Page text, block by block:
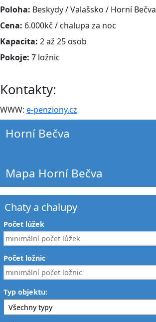
Poloha: Beskydy / Valašsko / Horní Bečva
Cena: 6.000kč / chalupa za noc
Kapacita: 2 až 25 osob
Pokoje: 7 ložnic
Kontakty:
WWW: e-penziony.cz
Horní Bečva
Mapa Horní Bečva
Chaty a chalupy
Počet lůžek
Počet ložnic
Typ objektu: